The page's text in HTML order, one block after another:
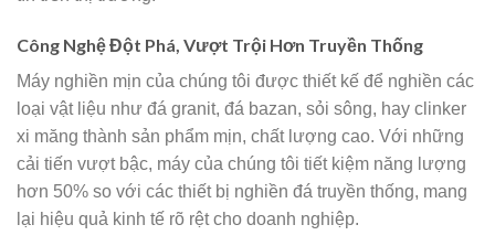
Công Nghệ Đột Phá, Vượt Trội Hơn Truyền Thống
Máy nghiền mịn của chúng tôi được thiết kế để nghiền các
loại vật liệu như đá granit, đá bazan, sỏi sông, hay clinker
xi măng thành sản phẩm mịn, chất lượng cao. Với những
cải tiến vượt bậc, máy của chúng tôi tiết kiệm năng lượng
hơn 50% so với các thiết bị nghiền đá truyền thống, mang
lại hiệu quả kinh tế rõ rệt cho doanh nghiệp.